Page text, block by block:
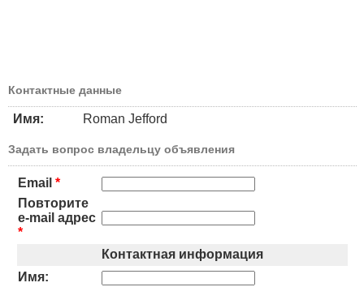
Контактные данные
Имя: Roman Jefford
Задать вопрос владельцу объявления
Email *
Повторите
e-mail адрес
*
Контактная информация
Имя: